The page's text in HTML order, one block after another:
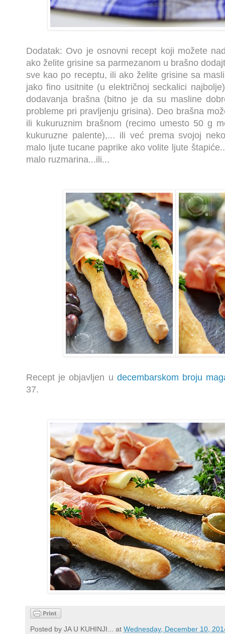
Dodatak: Ovo je osnovni recept koji možete
ako želite grisine sa parmezanom u brašno
sve kao po receptu, ili ako želite grisine sa
jako fino usitnite (u električnoj seckalici
dodavanja brašna (bitno je da su masline
probleme pri pravljenju grisina). Deo brašna
ili kukuruznim brašnom (recimo umesto 50 g
kukuruzne palente),... ili već prema svojoj
malo ljute tucane paprike ako volite ljute
malo ruzmarina...ili...
Recept je objavljen u decembarskom broju
37.
Posted by JA U KUHINJI... at Wednesday, December 10,